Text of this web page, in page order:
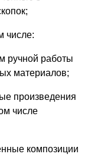
числе:
ручной работы
материалов;
произведения
числе
композиции